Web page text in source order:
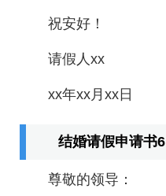
祝安好！
请假人xx
xx年xx月xx日
结婚请假申请书6
尊敬的领导：